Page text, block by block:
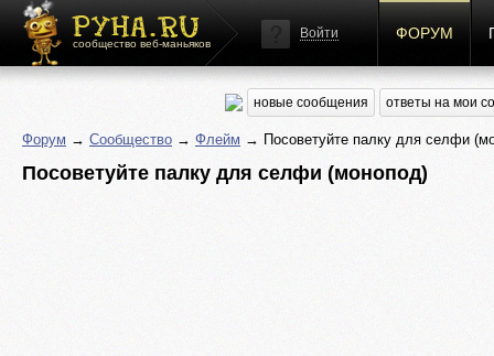
сообщество веб-маньяков
Войти ФОРУМ
новые сообщения ответы на мои
Форум → Сообщество → Флейм → Посоветуйте палку для селфи
Посоветуйте палку для селфи (монопод)